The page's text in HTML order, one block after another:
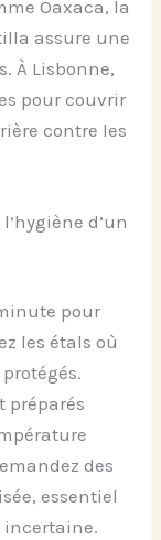
Oaxaca, la
assure une
À Lisbonne,
pour couvrir
contre les
d’un
pour
les étals où
préparés
des
essentiel
incertaine.